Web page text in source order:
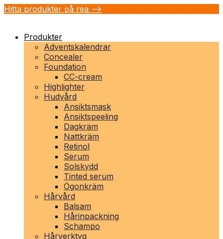
Hitta produkter på rea -->
Produkter
Adventskalendrar
Concealer
Foundation
CC-cream
Highlighter
Hudvård
Ansiktsmask
Ansiktspeeling
Dagkräm
Nattkräm
Retinol
Serum
Solskydd
Tinted serum
Ögonkräm
Hårvård
Balsam
Hårinpackning
Schampo
Hårverktyg